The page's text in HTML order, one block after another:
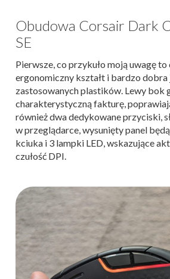
Obudowa Corsair Dark
SE
Pierwsze, co przykuło moją uwagę to
ergonomiczny kształt i bardzo dobra
zastosowanych plastików. Lewy bok
charakterystyczną fakturę,
również dwa dedykowane przyciski,
w przeglądarce, wysunięty panel
kciuka i 3 lampki LED, wskazujące
czułość DPI.